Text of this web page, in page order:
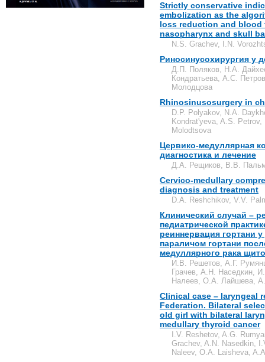
Strictly conservative
embolization as the
loss reduction and
nasopharynx and skull
N.S. Grachev, I.N.
Риносинусохирургия у
Д.П. Поляков, Н.А.
Кондратьева, А.С.
Молодцова
Rhinosinusosurgery in
D.P. Polyakov, N.A.
Kondrat'yeva, A.S.
Molodtsova
Цервико-медуллярная
диагностика и лечение
Д.А. Рещиков, В.В.
Cervico-medullary
diagnosis and treatment
D.A. Reshchikov, V.V.
Клинический случай –
педиатрической
реиннервация гортани
параличом гортани
медуллярного рака
И.В. Решетов, А.Г.
Грачев, А.Н. Наседкин,
Налеев, О.А. Лайшева,
Clinical case – laryngeal
Federation. Bilateral
old girl with bilateral
medullary thyroid cancer
I.V. Reshetov, A.G.
Grachev, A.N. Nasedkin,
Naleev, O.A. Laisheva,